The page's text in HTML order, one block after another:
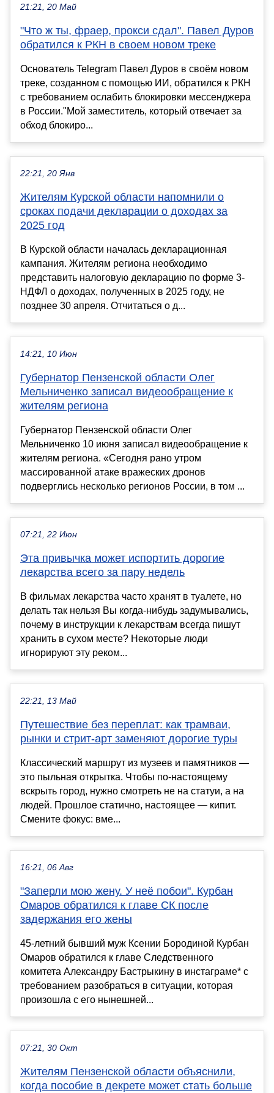
21:21, 20 Май
"Что ж ты, фраер, прокси сдал". Павел Дуров
обратился к РКН в своем новом треке
Основатель Telegram Павел Дуров в своём новом
треке, созданном с помощью ИИ, обратился к РКН
с требованием ослабить блокировки мессенджера
в России."Мой заместитель, который отвечает за
обход блокиро...
22:21, 20 Янв
Жителям Курской области напомнили о
сроках подачи декларации о доходах за
2025 год
В Курской области началась декларационная
кампания. Жителям региона необходимо
представить налоговую декларацию по форме 3-
НДФЛ о доходах, полученных в 2025 году, не
позднее 30 апреля. Отчитаться о д...
14:21, 10 Июн
Губернатор Пензенской области Олег
Мельниченко записал видеообращение к
жителям региона
Губернатор Пензенской области Олег
Мельниченко 10 июня записал видеообращение к
жителям региона. «Сегодня рано утром
массированной атаке вражеских дронов
подверглись несколько регионов России, в том ...
07:21, 22 Июн
Эта привычка может испортить дорогие
лекарства всего за пару недель
В фильмах лекарства часто хранят в туалете, но
делать так нельзя Вы когда-нибудь задумывались,
почему в инструкции к лекарствам всегда пишут
хранить в сухом месте? Некоторые люди
игнорируют эту реком...
22:21, 13 Май
Путешествие без переплат: как трамваи,
рынки и стрит-арт заменяют дорогие туры
Классический маршрут из музеев и памятников —
это пыльная открытка. Чтобы по-настоящему
вскрыть город, нужно смотреть не на статуи, а на
людей. Прошлое статично, настоящее — кипит.
Смените фокус: вме...
16:21, 06 Авг
"Заперли мою жену. У неё побои". Курбан
Омаров обратился к главе СК после
задержания его жены
45-летний бывший муж Ксении Бородиной Курбан
Омаров обратился к главе Следственного
комитета Александру Бастрыкину в инстаграме* с
требованием разобраться в ситуации, которая
произошла с его нынешней...
07:21, 30 Окт
Жителям Пензенской области объяснили,
когда пособие в декрете может стать больше